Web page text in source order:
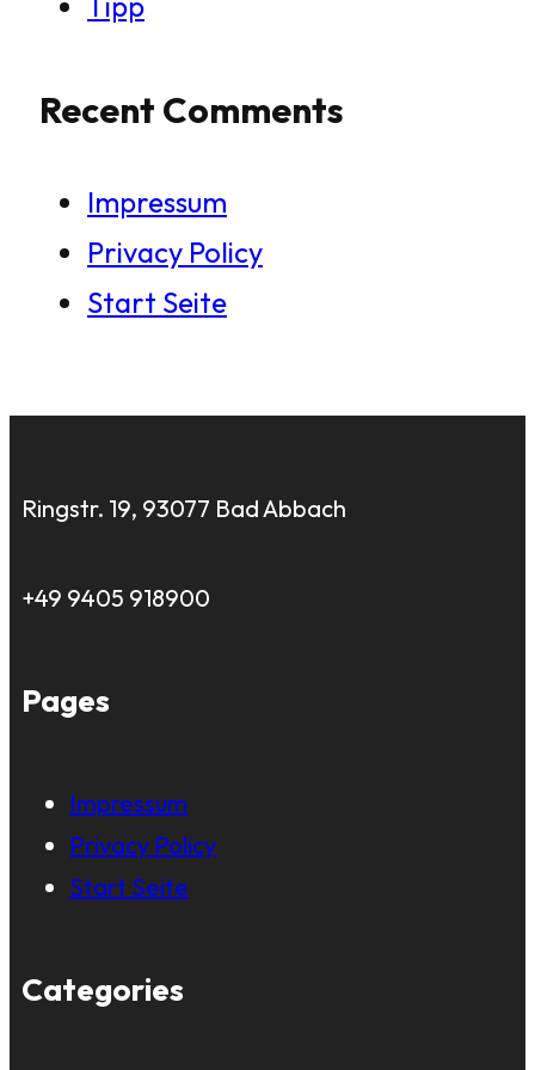
Recent Comments
Impressum
Privacy Policy
Start Seite
Ringstr. 19, 93077 Bad Abbach
+49 9405 918900
Pages
Impressum
Privacy Policy
Start Seite
Categories